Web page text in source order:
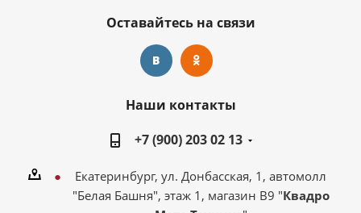
Оставайтесь на связи
Наши контакты
+7 (900) 203 02 13
Екатеринбург, ул. Донбасская, 1, автомолл
"Белая Башня", этаж 1, магазин В9 "Квадро